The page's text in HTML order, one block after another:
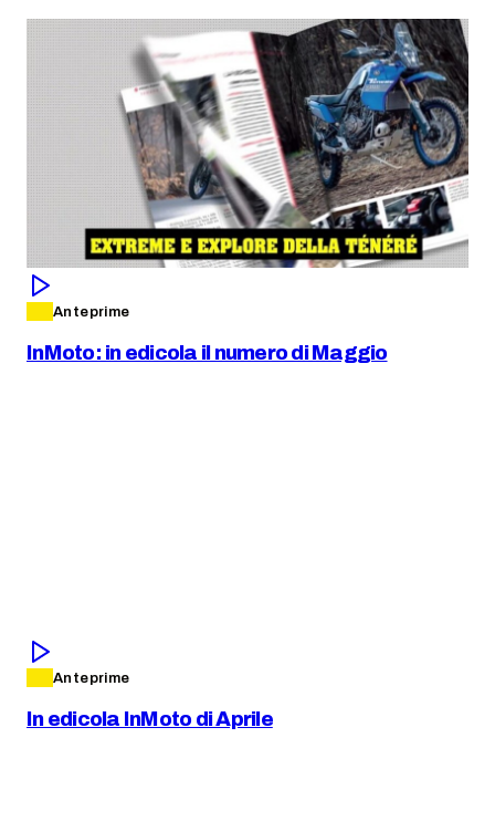
Anteprime
InMoto: in edicola il numero di Maggio
Anteprime
In edicola InMoto di Aprile